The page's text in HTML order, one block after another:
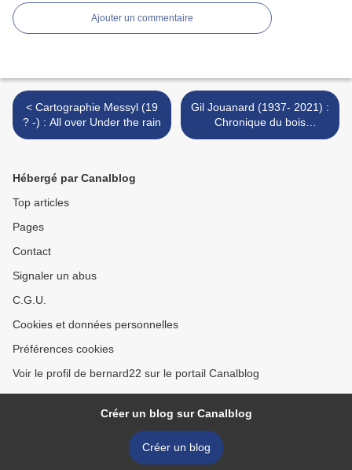
Ajouter un commentaire
< Cartographie Messyl (19
? -) : All over Under the rain
Gil Jouanard (1937- 2021) :
Chronique du bois
d’eucalyptus (2) >
Hébergé par Canalblog
Top articles
Pages
Contact
Signaler un abus
C.G.U.
Cookies et données personnelles
Préférences cookies
Voir le profil de bernard22 sur le portail Canalblog
Créer un blog sur Canalblog
Créer un blog